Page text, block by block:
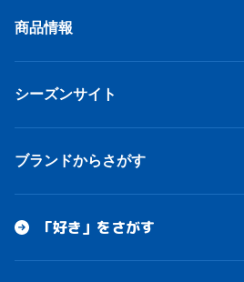
商品情報
シーズンサイト
ブランドからさがす
「好き」をさがす